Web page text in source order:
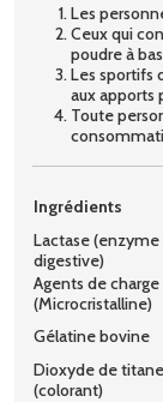
Les
Ceux qui
poudre à
Les sportifs
aux apports
Toute
Ingrédients
Lactase (enzyme
digestive)
Agents de charge
(Microcristalline)
Gélatine bovine
Dioxyde de titane
(colorant)